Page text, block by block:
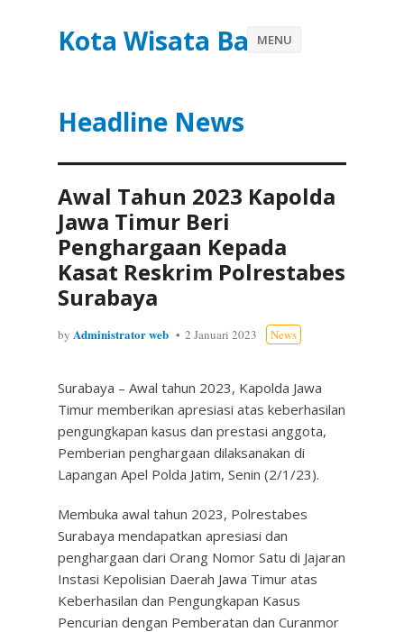
Kota Wisata Batu
Headline News
MENU
Awal Tahun 2023 Kapolda
Jawa Timur Beri
Penghargaan Kepada
Kasat Reskrim Polrestabes
Surabaya
by Administrator web 2 Januari 2023 News
Surabaya – Awal tahun 2023, Kapolda Jawa
Timur memberikan apresiasi atas keberhasilan
pengungkapan kasus dan prestasi anggota,
Pemberian penghargaan dilaksanakan di
Lapangan Apel Polda Jatim, Senin (2/1/23).
Membuka awal tahun 2023, Polrestabes
Surabaya mendapatkan apresiasi dan
penghargaan dari Orang Nomor Satu di Jajaran
Instasi Kepolisian Daerah Jawa Timur atas
Keberhasilan dan Pengungkapan Kasus
Pencurian dengan Pemberatan dan Curanmor